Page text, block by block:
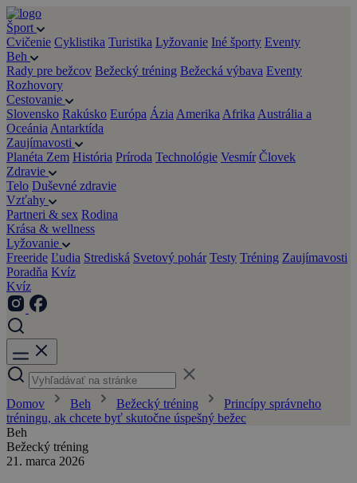
Šport
Cvičenie Cyklistika Turistika Lyžovanie Iné športy Eventy
Beh
Rady pre bežcov Bežecký tréning Bežecká výbava Eventy
Rozhovory
Cestovanie
Slovensko Rakúsko Európa Ázia Amerika Afrika Austrália a
Oceánia Antarktída
Zaujímavosti
Planéta Zem História Príroda Technológie Vesmír Človek
Zdravie
Telo Duševné zdravie
Vzťahy
Partneri & sex Rodina
Krása & wellness
Lyžovanie
Freeride Ľudia Strediská Svetový pohár Testy Tréning Zaujímavosti
Poradňa Kvíz
Kvíz
Domov Beh Bežecký tréning
Princípy správneho
tréningu, ak chcete byť skutočne úspešný bežec
Beh
Bežecký tréning
21. marca 2026